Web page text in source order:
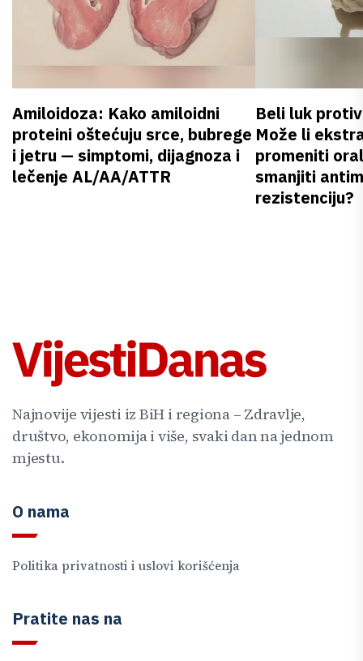
Amiloidoza: Kako amiloidni
proteini oštećuju srce, bubrege
i jetru — simptomi, dijagnoza i
lečenje AL/AA/ATTR
Beli luk
Može li
promeniti
smanjiti
rezistenciju?
Najnovije vijesti iz BiH i regiona – Zdravlje,
društvo, ekonomija i više, svaki dan na jednom
mjestu.
O nama
Politika privatnosti i uslovi korišćenja
Pratite nas na